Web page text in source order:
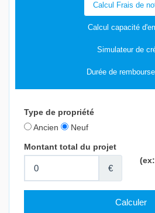
Calcul Frais de
Calcul capacité
Simulateur de
Durée de